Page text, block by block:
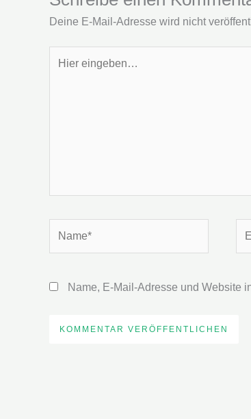
Deine E-Mail-Adresse wird nicht
eingeben…
Name, E-Mail-Adresse und Website